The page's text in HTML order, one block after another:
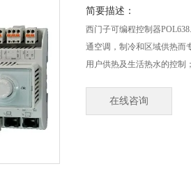
简要描述：
西门子可编程控制器
通空调，制冷和区域供热而
用户供热及生活热水的控制；
在线咨询